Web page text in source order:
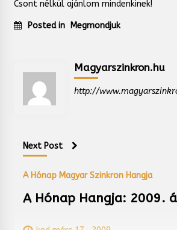
Csont nélkül ajánlom mindenkinek!
Posted in Megmondjuk
Magyarszinkron.hu
http://
Next Post
A Hónap Magyar Szinkron Hangja
A Hónap Hangja: 2009.